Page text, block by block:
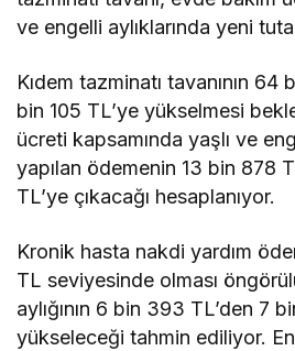
ve engelli aylıklarında yeni
Kıdem tazminatı tavanının 64
bin 105 TL’ye yükselmesi
ücreti kapsamında yaşlı ve
yapılan ödemenin 13 bin 878
TL’ye çıkacağı hesaplanıyor.
Kronik hasta nakdi yardım
TL seviyesinde olması
aylığının 6 bin 393 TL’den 7
yükseleceği tahmin ediliyor.